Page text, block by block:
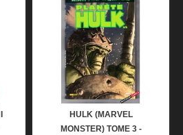
HULK (MARVEL
MONSTER) TOME 3 -